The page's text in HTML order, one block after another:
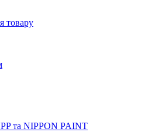
товару
та NIPPON PAINT